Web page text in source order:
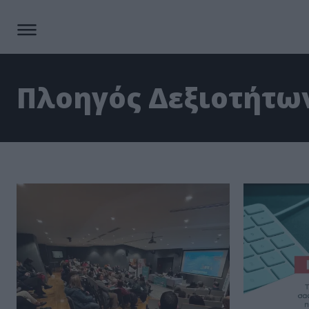
Πλοηγός